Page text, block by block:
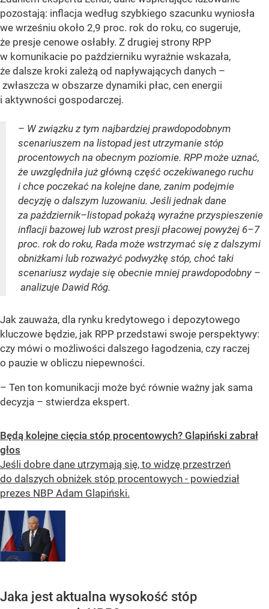
pozostają: inflacja według szybkiego szacunku wyniosła
we wrześniu około 2,9 proc. rok do roku, co sugeruje,
że presje cenowe osłabły. Z drugiej strony RPP
w komunikacie po październiku wyraźnie wskazała,
że dalsze kroki zależą od napływających danych –
zwłaszcza w obszarze dynamiki płac, cen energii
i aktywności gospodarczej.
– W związku z tym najbardziej prawdopodobnym
scenariuszem na listopad jest utrzymanie stóp
procentowych na obecnym poziomie. RPP może uznać,
że uwzględniła już główną część oczekiwanego ruchu
i chce poczekać na kolejne dane, zanim podejmie
decyzję o dalszym luzowaniu. Jeśli jednak dane
za październik–listopad pokażą wyraźne przyspieszenie
inflacji bazowej lub wzrost presji płacowej powyżej 6–7
proc. rok do roku, Rada może wstrzymać się z dalszymi
obniżkami lub rozważyć podwyżkę stóp, choć taki
scenariusz wydaje się obecnie mniej prawdopodobny –
analizuje Dawid Róg.
Jak zauważa, dla rynku kredytowego i depozytowego
kluczowe będzie, jak RPP przedstawi swoje perspektywy:
czy mówi o możliwości dalszego łagodzenia, czy raczej
o pauzie w obliczu niepewności.
– Ten ton komunikacji może być równie ważny jak sama
decyzja – stwierdza ekspert.
Będą kolejne cięcia stóp procentowych? Glapiński zabrał
głos
Jeśli dobre dane utrzymają się, to widzę przestrzeń
do dalszych obniżek stóp procentowych - powiedział
prezes NBP Adam Glapiński.
Jaka jest aktualna wysokość stóp